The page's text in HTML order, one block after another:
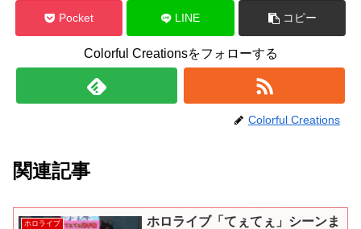
Pocket LINE コピー
Colorful Creationsをフォローする
Colorful Creations
関連記事
ホロライブ
ホロライブ「てぇてぇ」シーンま